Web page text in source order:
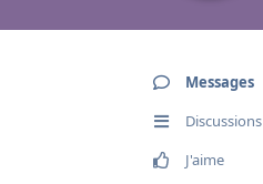
Messages
Discussions
J'aime